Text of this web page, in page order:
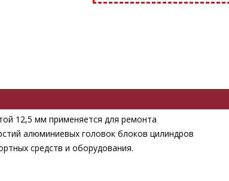
12,5 мм применяется для ремонта
алюминиевых головок блоков цилиндров
средств и оборудования.